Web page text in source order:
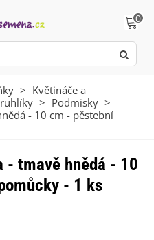
0
> Květináče a
> Podmisky >
- 10 cm - pěstební
- tmavě hnědá - 10
- 1 ks